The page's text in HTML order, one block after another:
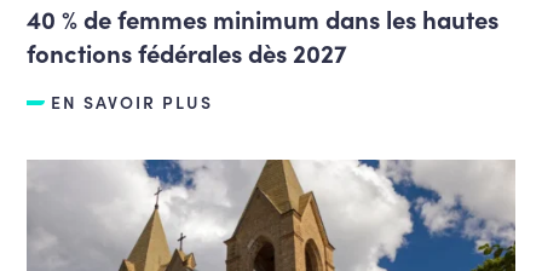
40 % de femmes minimum dans les hautes
fonctions fédérales dès 2027
EN SAVOIR PLUS